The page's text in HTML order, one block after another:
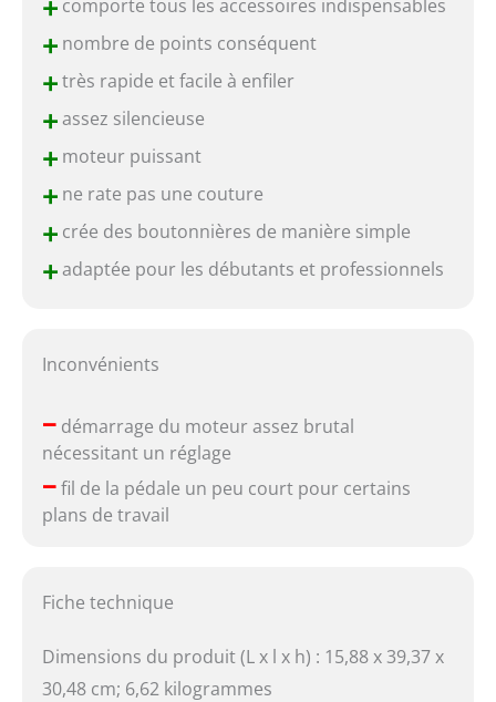
comporte tous les accessoires indispensables
+nombre de points conséquent
+très rapide et facile à enfiler
+assez silencieuse
+moteur puissant
+ne rate pas une couture
+crée des boutonnières de manière simple
+adaptée pour les débutants et professionnels
Inconvénients
–démarrage du moteur assez brutal
nécessitant un réglage
–fil de la pédale un peu court pour certains
plans de travail
Fiche technique
Dimensions du produit (L x l x h) : 15,88 x 39,37 x
30,48 cm; 6,62 kilogrammes